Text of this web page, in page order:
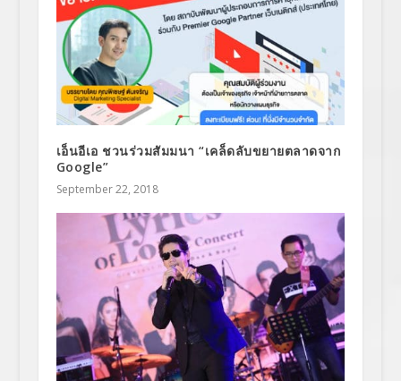
เอ็นอีเอ ชวนร่วมสัมมนา “เคล็ดลับขยายตลาดจาก
Google”
September 22, 2018